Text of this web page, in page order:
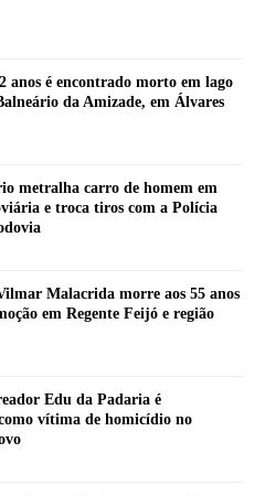
anos é encontrado morto em lago
da Amizade, em Álvares
metralha carro de homem em
e troca tiros com a Polícia
Malacrida morre aos 55 anos
em Regente Feijó e região
Edu da Padaria é
vítima de homicídio no